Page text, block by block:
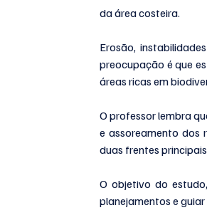
da área costeira.
Erosão,
preocupação é que
áreas ricas em
O professor lembra
e assoreamento dos
duas frentes
O objetivo do
planejamentos e